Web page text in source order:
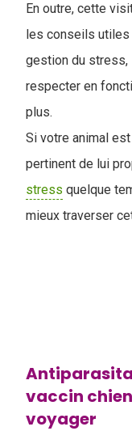
En outre, cette
les conseils utiles
gestion du
respecter en
plus.
Si votre animal
pertinent de lui
stress quelque
mieux traverser
vaccin
voyager